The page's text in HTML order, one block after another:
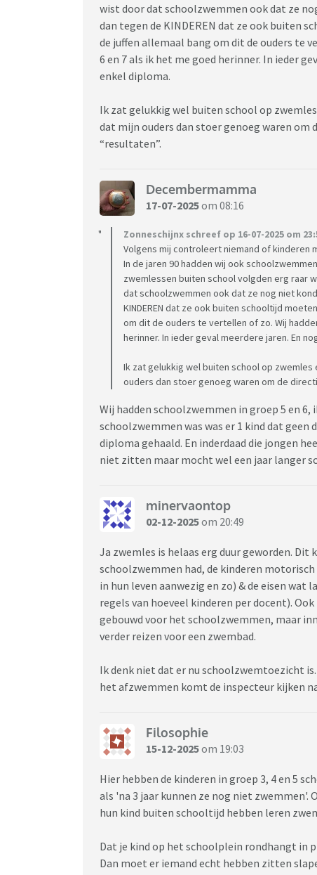
wist door dat schoolzwemmen ook dat ze
dan tegen de KINDEREN dat ze ook buiten
de juffen allemaal bang om dit de ouders te
6 en 7 als ik het me goed herinner. In ieder
enkel diploma.
Ik zat gelukkig wel buiten school op
dat mijn ouders dan stoer genoeg waren
“resultaten”.
Decembermamma
17-07-2025om 08:16
Zonneschijnx schreef op 16-07-2025 om
Volgens mij controleert niemand of kinderen
In de jaren 90 hadden wij ook
zwemlessen buiten school volgden erg raar
dat schoolzwemmen ook dat ze nog niet
KINDEREN dat ze ook buiten schooltijd
om dit de ouders te vertellen of zo. Wij
herinner. In ieder geval meerdere jaren. En
Ik zat gelukkig wel buiten school op zwemles
ouders dan stoer genoeg waren om de
Wij hadden schoolzwemmen in groep 5 en
schoolzwemmen was was er 1 kind dat
diploma gehaald. En inderdaad die jongen
niet zitten maar mocht wel een jaar langer
minervaontop
02-12-2025om 20:49
Ja zwemles is helaas erg duur geworden.
schoolzwemmen had, de kinderen
in hun leven aanwezig en zo) & de eisen wat
regels van hoeveel kinderen per docent).
gebouwd voor het schoolzwemmen, maar
verder reizen voor een zwembad.
Ik denk niet dat er nu schoolzwemtoezicht
het afzwemmen komt de inspecteur kijken
Filosophie
15-12-2025om 19:03
Hier hebben de kinderen in groep 3, 4 en 5
als 'na 3 jaar kunnen ze nog niet zwemmen'.
hun kind buiten schooltijd hebben leren
Dat je kind op het schoolplein rondhangt in
Dan moet er iemand echt hebben zitten